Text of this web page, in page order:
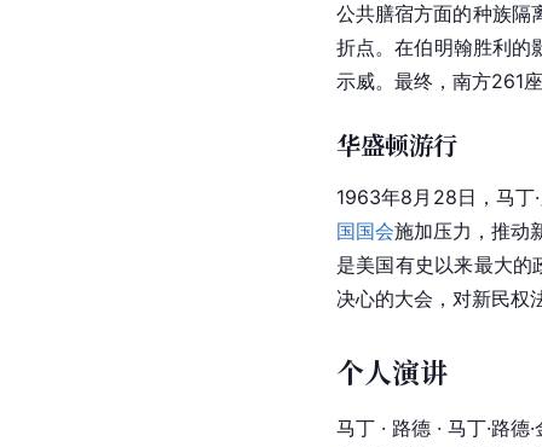
公共膳宿方面的种族隔
折点。在伯明翰胜利的
示威。最终，南方261
华盛顿游行
1963年8月28日，马丁
国国会施加压力，推动
是美国有史以来最大的
决心的大会，对新民权
个人演讲
马丁 · 路德 · 马丁·路